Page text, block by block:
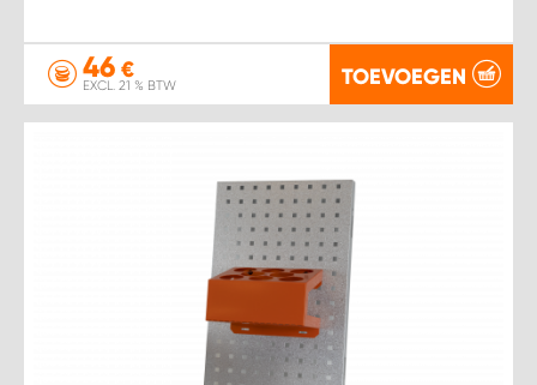
46 €
EXCL. 21 % BTW TOEVOEGEN